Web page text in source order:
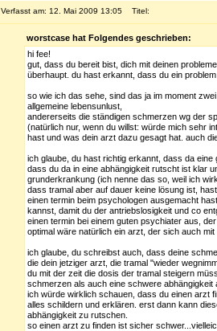
Verfasst am: 12. Mai 2009 13:05 Titel:
worstcase hat Folgendes geschrieben:
hi fee!
gut, dass du bereit bist, dich mit deinen
überhaupt. du hast erkannt, dass du ein
so wie ich das sehe, sind das ja im moment
allgemeine lebensunlust,
andererseits die ständigen schmerzen wg der
(natürlich nur, wenn du willst: würde mich sehr
hast und was dein arzt dazu gesagt hat. auch
ich glaube, du hast richtig erkannt, dass da
dass du da in eine abhängigkeit rutscht ist klar
grunderkrankung (ich nenne das so, weil ich
dass tramal aber auf dauer keine lösung ist,
einen termin beim psychologen ausgemacht
kannst, damit du der antriebslosigkeit und co
einen termin bei einem guten psychiater aus,
optimal wäre natürlich ein arzt, der sich auch
ich glaube, du schreibst auch, dass deine
die dein jetziger arzt, die tramal "wieder
du mit der zeit die dosis der tramal steigern
schmerzen als auch eine schwere abhängigkeit
ich würde wirklich schauen, dass du einen arzt
alles schildern und erklären. erst dann kann
abhängigkeit zu rutschen.
so einen arzt zu finden ist sicher